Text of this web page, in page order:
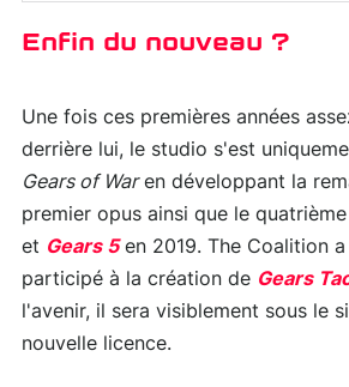
Enfin du nouveau ?
Une fois ces premières années
derrière lui, le studio s'est
Gears of Waren développant la
premier opus ainsi que le
et Gears 5en 2019. The Coalition a
participé à la création de Gears
l'avenir, il sera visiblement sous le
nouvelle licence.